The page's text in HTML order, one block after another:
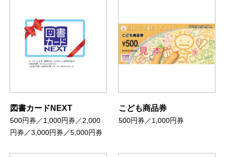
図書カードNEXT
500円券／1,000円券／2,000
円券／3,000円券／5,000円券
こども商品券
500円券／1,000円券